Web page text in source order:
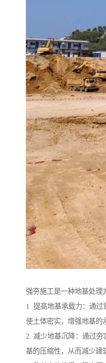
强夯施工是一种地基处理
1. 提高地基承载力：通过
使土体密实，增强地基的
2. 减少地基沉降：通过
基的压缩性，从而减少建